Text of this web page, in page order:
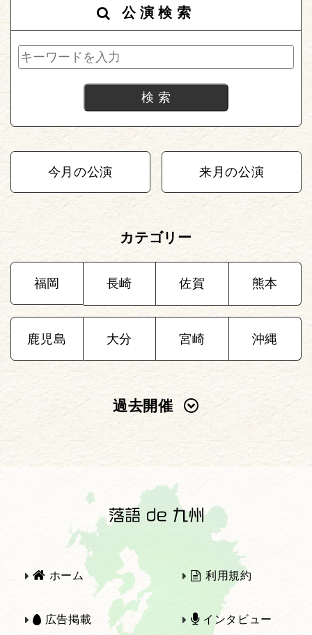
公演検索
今月の公演 来月の公演
カテゴリー
福岡 長崎 佐賀 熊本
鹿児島 大分 宮崎 沖縄
過去開催
2022年
2021年 2020年
2019年 2018年
ホーム 利用規約
広告掲載 インタビュー